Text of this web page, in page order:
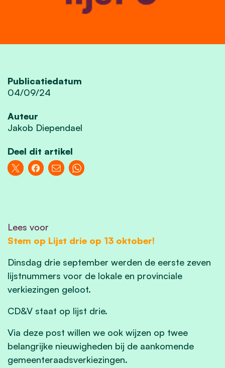
Publicatiedatum
04/09/24
Auteur
Jakob Diependael
Deel dit artikel
Lees voor
Stem op Lijst drie op 13 oktober!
Dinsdag drie september werden de eerste zeven
lijstnummers voor de lokale en provinciale
verkiezingen geloot.
CD&V staat op lijst drie.
Via deze post willen we ook wijzen op twee
belangrijke nieuwigheden bij de aankomende
gemeenteraadsverkiezingen.